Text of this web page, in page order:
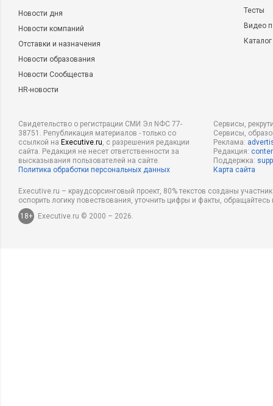
Новости дня
Новости компаний
Отставки и назначения
Новости образования
Новости Сообщества
HR-новости
Тесты
Видео
Свидетельство о регистрации СМИ Эл NФС 77-
38751. Републикация материалов - только со
ссылкой на Executive.ru, с разрешения редакции
сайта. Редакция не несет ответственности за
высказывания пользователей на сайте.
Политика обработки персональных данных
Сервисы,
Сервисы,
Реклама:
Редакция:
Поддержка:
Карта сайта
Executive.ru – краудсорсинговый проект, 80% текстов созданы
оспорить логику повествования, уточнить цифры и факты,
18+
Executive.ru © 2000 – 2026.